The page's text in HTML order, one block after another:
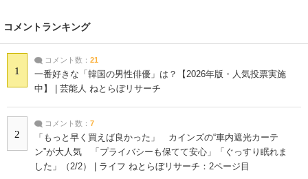
コメントランキング
1
コメント数： 21
一番好きな「韓国の男性俳優」は？【2026年版・人気投票実施
中】 | 芸能人 ねとらぼリサーチ
2
コメント数： 7
「もっと早く買えば良かった」 カインズの“車内遮光カーテ
ン”が大人気 「プライバシーも保てて安心」「ぐっすり眠れま
した」（2/2） | ライフ ねとらぼリサーチ：2ページ目